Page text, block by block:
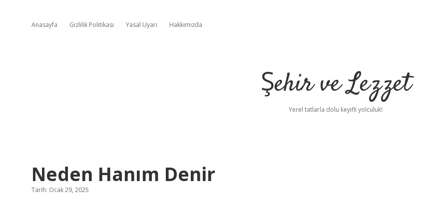
Anasayfa Gizlilik Politikası Yasal Uyarı Hakkımızda
Şehir ve Lezzet
Yerel tatlarla dolu keyifli yolculuk!
Neden Hanım Denir
Tarih: Ocak 29, 2025